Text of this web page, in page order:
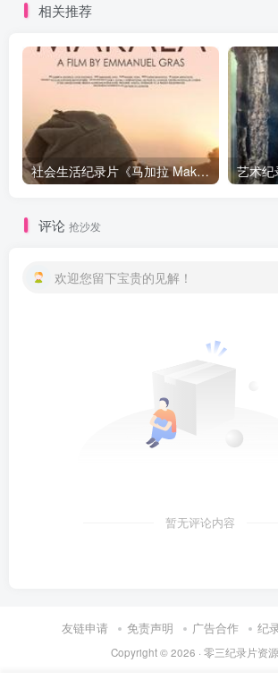
相关推荐
社会生活纪录片《马加拉 Makala》下载
评论 抢沙发
欢迎您留下宝贵的见解！
暂无评论内容
友链申请 免责声明 广告合作 纪
Copyright © 2026 · 零三纪录片资